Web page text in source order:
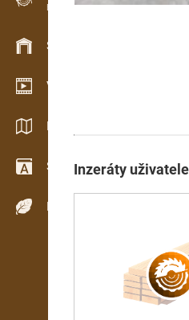
Evidence dřeva v terénu
Skladové hospodářství
Video showroom
Katalogy / Brožury
Slovník
Dřeviny
Inzeráty